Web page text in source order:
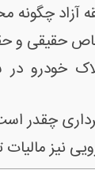
آزاد چگونه
حقیقی و
خودرو
چقدر
نیز